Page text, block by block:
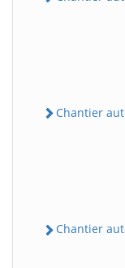
Chantier
Chantier